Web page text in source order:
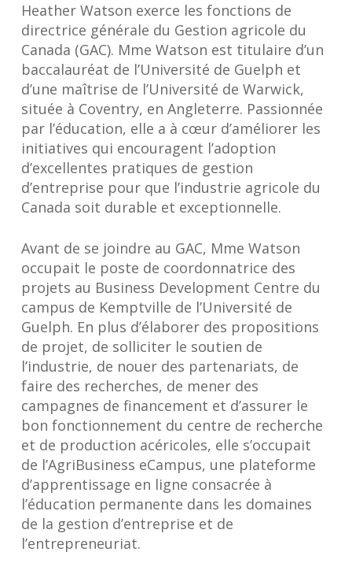
Heather Watson exerce les fonctions de
directrice générale du Gestion agricole du
Canada (GAC). Mme Watson est titulaire d’un
baccalauréat de l’Université de Guelph et
d’une maîtrise de l’Université de Warwick,
située à Coventry, en Angleterre. Passionnée
par l’éducation, elle a à cœur d’améliorer les
initiatives qui encouragent l’adoption
d’excellentes pratiques de gestion
d’entreprise pour que l’industrie agricole du
Canada soit durable et exceptionnelle.
Avant de se joindre au GAC, Mme Watson
occupait le poste de coordonnatrice des
projets au Business Development Centre du
campus de Kemptville de l’Université de
Guelph. En plus d’élaborer des propositions
de projet, de solliciter le soutien de
l’industrie, de nouer des partenariats, de
faire des recherches, de mener des
campagnes de financement et d’assurer le
bon fonctionnement du centre de recherche
et de production acéricoles, elle s’occupait
de l’AgriBusiness eCampus, une plateforme
d’apprentissage en ligne consacrée à
l’éducation permanente dans les domaines
de la gestion d’entreprise et de
l’entrepreneuriat.